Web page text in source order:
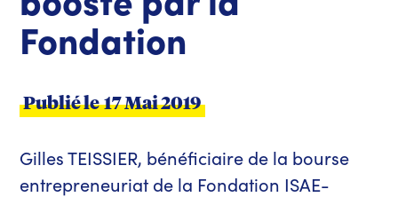
Fondation
Publié le 17 Mai 2019
Gilles TEISSIER, bénéficiaire de la bourse
entrepreneuriat de la Fondation ISAE-